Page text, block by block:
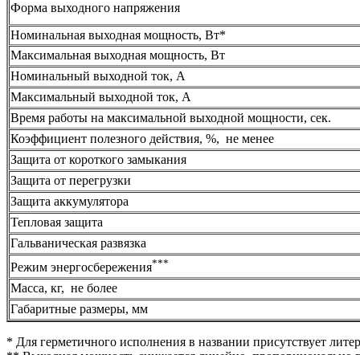
Форма выходного напряжения
Номинальная выходная мощность, Вт*
Максимальная выходная мощность, Вт
Номинальный выходной ток, А
Максимальный выходной ток, А
Время работы на максимальной выходной мощности, сек.
Коэффициент полезного действия, %, не менее
Защита от короткого замыкания
Защита от перегрузки
Защита аккумулятора
Тепловая защита
Гальваническая развязка
Режим энергосбережения***
Масса, кг, не более
Габаритные размеры, мм
* Для герметичного исполнения в названии присутствует